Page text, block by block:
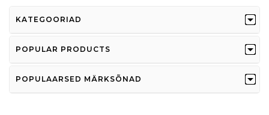
KATEGOORIAD
POPULAR PRODUCTS
POPULAARSED MÄRKSÕNAD